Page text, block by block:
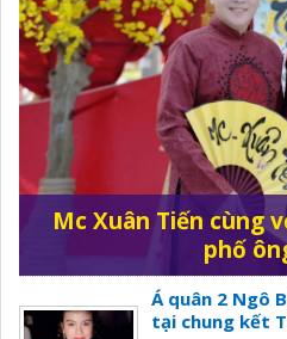
Mc Xuân Tiến cùng
phố
Á quân 2 Ngô
tại chung kết